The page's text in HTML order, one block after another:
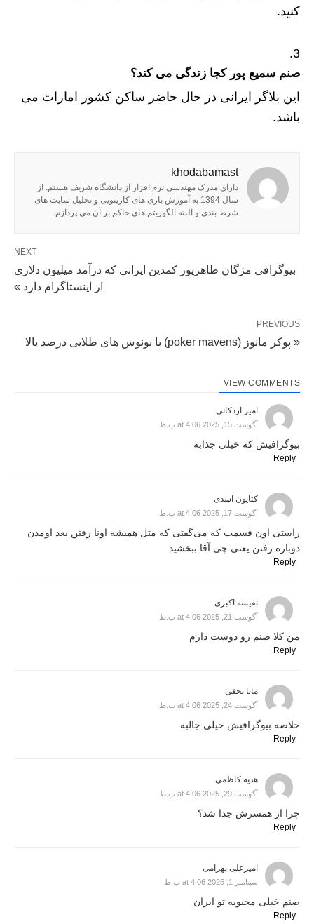
کنید.
صنم سمیع پور کجا زندگی می کند؟
این بلاگر ایرانی در حال حاضر ساکن کشور امارات می
باشد.
khodabamast
دارای مدرک مهندسی نرم افزار از دانشگاه شریف هستم. از
سال 1394 به آموزش بازی های کازینویی و تحلیل سایت های
شرط بندی و البته الگوریتم های حاکم بر آن می پردازم.
NEXT
بیوگرافی مژگان طاهرپور کمدین ایرانی که درآمد میلیون دلاری
از اینستاگرام دارد »
PREVIOUS
« پوکر مانوز (poker mavens) با بونوس های طلایی درصد بالا
VIEW COMMENTS
امیر اردکانی
آگوست 15, 2025 at 4:06 ب.ظ
بیوگرافیش که خیلی جذابه
Reply
کتایون اسدی
آگوست 17, 2025 at 4:06 ب.ظ
راستی اون قسمت که می‌گفتی که مثل همیشه اونا رفتن بعد اومدن
دوباره رفتن یعنی چی آقا ببخشید
Reply
نفیسه اکبری
آگوست 21, 2025 at 4:06 ب.ظ
من کلا صنم رو دوست دارم
Reply
مانا نجفی
آگوست 24, 2025 at 4:06 ب.ظ
خلاصه بیوگرافیش خیلی جالبه
Reply
هدیه کاظمی
آگوست 29, 2025 at 4:06 ب.ظ
چرا از همسرش جدا شد؟
Reply
امیرعلی بهرامی
سپتامبر 1, 2025 at 4:06 ب.ظ
صنم خیلی محبوبه تو ایران
Reply